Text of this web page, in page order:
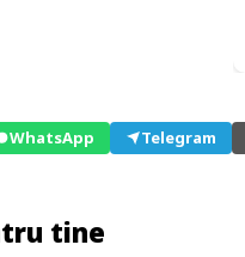
WhatsApp Telegram
tine